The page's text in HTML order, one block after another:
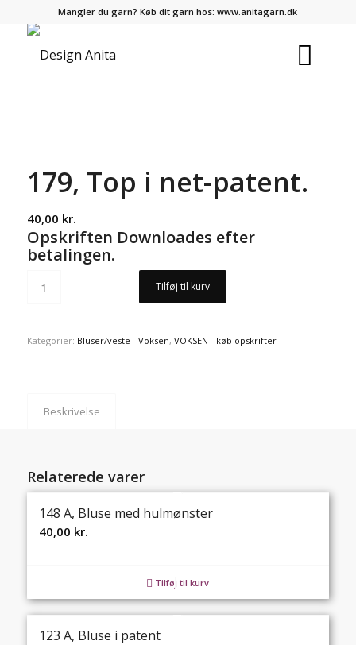
Mangler du garn? Køb dit garn hos:www.anitagarn.dk
179, Top i net-patent.
40,00 kr.
Opskriften Downloades efter
betalingen.
Tilføj til kurv
Kategorier: Bluser/veste - Voksen, VOKSEN - køb opskrifter
Beskrivelse
Relaterede varer
148 A, Bluse med hulmønster
40,00 kr.
Tilføj til kurv
123 A, Bluse i patent